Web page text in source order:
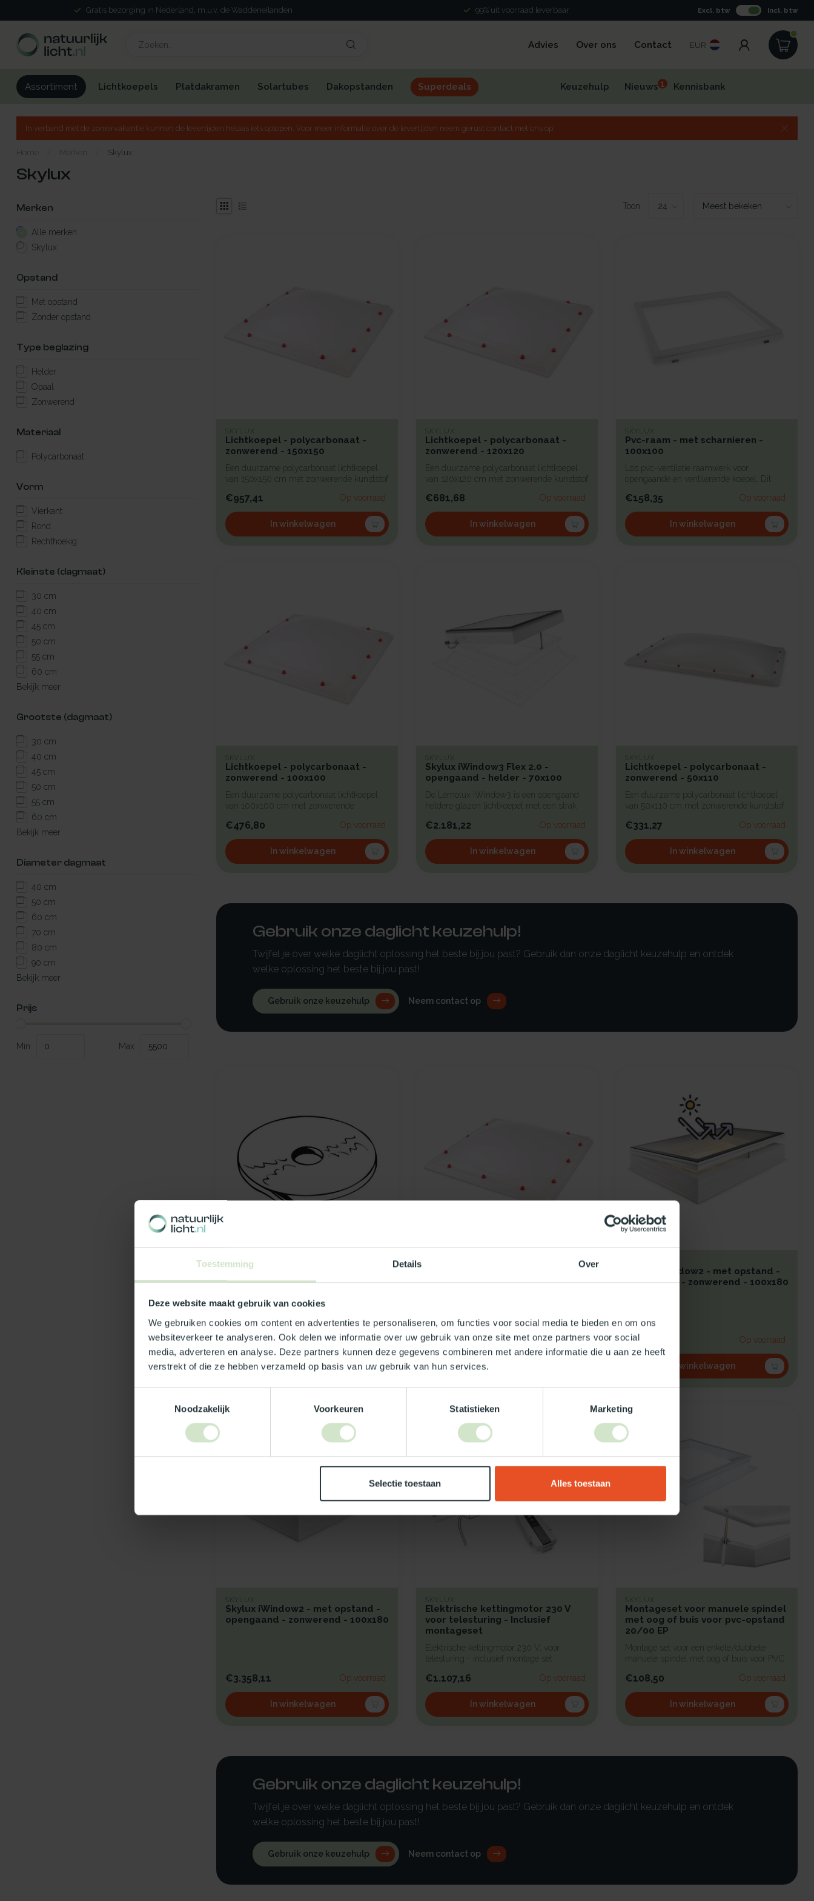
Toestemming Details Over
Deze website maakt gebruik van cookies
We gebruiken cookies om content en advertenties te personaliseren, om functies voor social media te bieden en om ons
websiteverkeer te analyseren. Ook delen we informatie over uw gebruik van onze site met onze partners voor social
media, adverteren en analyse. Deze partners kunnen deze gegevens combineren met andere informatie die u aan ze heeft
verstrekt of die ze hebben verzameld op basis van uw gebruik van hun services.
Noodzakelijk
Voorkeuren Statistieken Marketing
Selectie toestaan Alles toestaan
Gratis bezorging in Nederland, m.u.v. de Waddeneilanden 99% uit voorraad leverbaar Excl. btw Incl. btw
Advies Over ons Contact EUR
Assortiment Lichtkoepels Platdakramen Solartubes Dakopstanden Superdeals Keuzehulp Nieuws1 Kennisbank
In verband met de zomervakantie kunnen de levertijden helaas iets oplopen. Voor meer informatie over de levertijden neem gerust contact met ons op.
Home Merken Skylux
Skylux
Merken
Alle merken
Skylux
Opstand
Met opstand
Zonder opstand
Type beglazing
Helder
Opaal
Zonwerend
Materiaal
Polycarbonaat
Vorm
Vierkant
Rond
Rechthoekig
Kleinste (dagmaat)
30 cm
40 cm
45 cm
50 cm
55 cm
60 cm
Bekijk meer
Grootste (dagmaat)
30 cm
40 cm
45 cm
50 cm
55 cm
60 cm
Bekijk meer
Diameter dagmaat
40 cm
50 cm
60 cm
70 cm
80 cm
90 cm
Bekijk meer
Prijs
Min Max
Toon:
SKYLUX
Lichtkoepel - polycarbonaat -
zonwerend - 150x150
Een duurzame polycarbonaat lichtkoepel
van 150x150 cm met zonwerende kunststof
€957,41 Op voorraad
In winkelwagen
SKYLUX
Lichtkoepel - polycarbonaat -
zonwerend - 120x120
Een duurzame polycarbonaat lichtkoepel
van 120x120 cm met zonwerende kunststof
€681,68 Op voorraad
In winkelwagen
SKYLUX
Pvc-raam - met scharnieren -
100x100
Los pvc-ventilatie raamwerk voor
opengaande en ventilerende koepel. Dit
€158,35 Op voorraad
In winkelwagen
SKYLUX
Lichtkoepel - polycarbonaat -
zonwerend - 100x100
Een duurzame polycarbonaat lichtkoepel
van 100x100 cm met zonwerende
€476,80 Op voorraad
In winkelwagen
SKYLUX
Skylux iWindow3 Flex 2.0 -
opengaand - helder - 70x100
De Lemolux iWindow3 is een opengaand
heldere glazen lichtkoepel met een strak
€2.181,22 Op voorraad
In winkelwagen
SKYLUX
Lichtkoepel - polycarbonaat -
zonwerend - 50x110
Een duurzame polycarbonaat lichtkoepel
van 50x110 cm met zonwerende kunststof
€331,27 Op voorraad
In winkelwagen
Gebruik onze daglicht keuzehulp!
Twijfel je over welke daglicht oplossing het beste bij jou past? Gebruik dan onze daglicht keuzehulp en ontdek
welke oplossing het beste bij jou past!
Gebruik onze keuzehulp Neem contact op
SKYLUX
Dubbelzijdig klevende band 12x2
mm tussen lichtkoepelschalen. rol
€59,25 Op voorraad
In winkelwagen
zonwerend - 80x80
beg...
€565,83 Op voorraad
In winkelwagen
Skylux iWindow2 - met opstand -
opengaand - zonwerend - 100x180
€3.560,26 Op voorraad
In winkelwagen
SKYLUX
Skylux iWindow2 - met opstand -
opengaand - zonwerend - 100x180
€3.358,11 Op voorraad
In winkelwagen
SKYLUX
Elektrische kettingmotor 230 V
voor telesturing - Inclusief
montageset
Elektrische kettingmotor 230 V, voor
telesturing - inclusief montage set
€1.107,16 Op voorraad
In winkelwagen
SKYLUX
Montageset voor manuele spindel
met oog of buis voor pvc-opstand
20/00 EP
Montage set voor een enkele/dubbele
manuele spindel met oog of buis voor PVC
€108,50 Op voorraad
In winkelwagen
Gebruik onze daglicht keuzehulp!
Twijfel je over welke daglicht oplossing het beste bij jou past? Gebruik dan onze daglicht keuzehulp en ontdek
welke oplossing het beste bij jou past!
Gebruik onze keuzehulp Neem contact op